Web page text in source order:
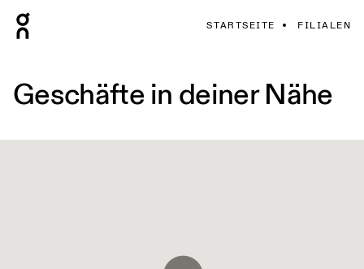
STARTSEITE FILIALEN
Geschäfte in deiner Nähe